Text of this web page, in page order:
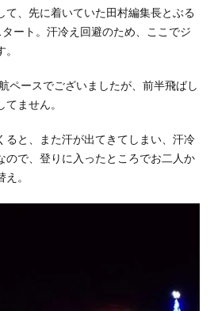
て、先に着いていた田村編集長とぶる
タート。汗冷え回避のため、ここでジ
ペースでございましたが、前半飛ばし
ません。
ると、また汗が出てきてしまい、汗冷
ので、登りに入ったところでお二人か
。